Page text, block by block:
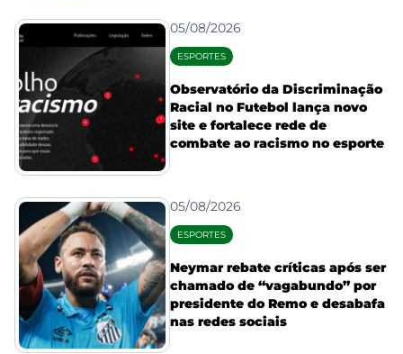
05/08/2026
ESPORTES
Observatório da Discriminação
Racial no Futebol lança novo
site e fortalece rede de
combate ao racismo no esporte
05/08/2026
ESPORTES
Neymar rebate críticas após ser
chamado de “vagabundo” por
presidente do Remo e desabafa
nas redes sociais